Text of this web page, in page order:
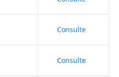
Consulte
Consulte